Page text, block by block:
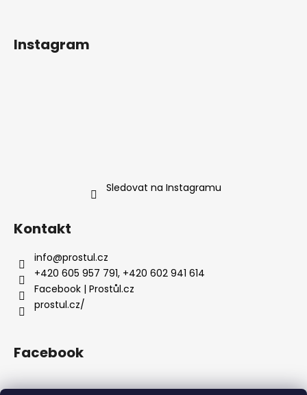
Instagram
Sledovat na Instagramu
Kontakt
info@prostul.cz
+420 605 957 791, +420 602 941 614
Facebook | Prostůl.cz
prostul.cz/
Facebook